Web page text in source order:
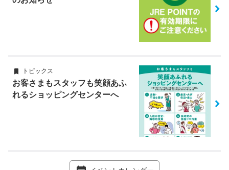
トピックス
お客さまもスタッフも笑顔あふ
れるショッピングセンターへ